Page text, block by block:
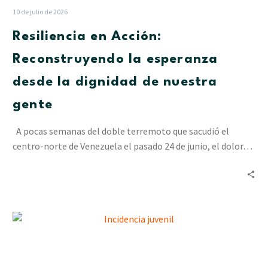
10 de julio de 2026
Resiliencia en Acción:
Reconstruyendo la esperanza
desde la dignidad de nuestra
gente
A pocas semanas del doble terremoto que sacudió el
centro-norte de Venezuela el pasado 24 de junio, el dolor…
La